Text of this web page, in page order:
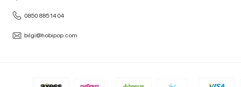
0850 885 14 04
bilgi@hobipop.com